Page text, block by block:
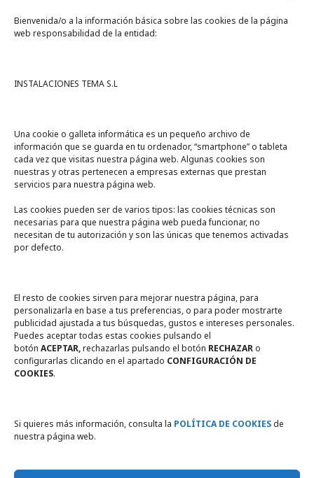
Bienvenida/o a la información básica sobre las cookies de la página
web responsabilidad de la entidad:
INSTALACIONES TEMA S.L
Una cookie o galleta informática es un pequeño archivo de
información que se guarda en tu ordenador, “smartphone” o tableta
cada vez que visitas nuestra página web. Algunas cookies son
nuestras y otras pertenecen a empresas externas que prestan
servicios para nuestra página web.
Las cookies pueden ser de varios tipos: las cookies técnicas son
necesarias para que nuestra página web pueda funcionar, no
necesitan de tu autorización y son las únicas que tenemos activadas
por defecto.
El resto de cookies sirven para mejorar nuestra página, para
personalizarla en base a tus preferencias, o para poder mostrarte
publicidad ajustada a tus búsquedas, gustos e intereses personales.
Puedes aceptar todas estas cookies pulsando el
botón ACEPTAR,rechazarlas pulsando el botón RECHAZARo
configurarlas clicando en el apartado CONFIGURACIÓN DE
COOKIES.
Si quieres más información, consulta la POLÍTICA DE COOKIESde
nuestra página web.
Urgencias y whatsapp649 406 493
A un click
Tienda online Legal
Política de privacidad
Política de Cookies